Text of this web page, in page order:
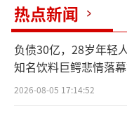
快上市步伐。
七年四战IPO
5月21日，溜
热点新闻
负债30亿，28岁年轻
知名饮料巨鳄悲情落幕
2026-08-05 17:14:52